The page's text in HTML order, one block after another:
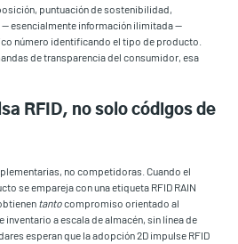
puntuación de sostenibilidad,
esencialmente información ilimitada —
número identificando el tipo de producto.
de transparencia del consumidor, esa
RFID, no solo códigos de
no competidoras. Cuando el
se empareja con una etiqueta RFID RAIN
tantocompromiso orientado al
a escala de almacén, sin línea de
esperan que la adopción 2D impulse RFID